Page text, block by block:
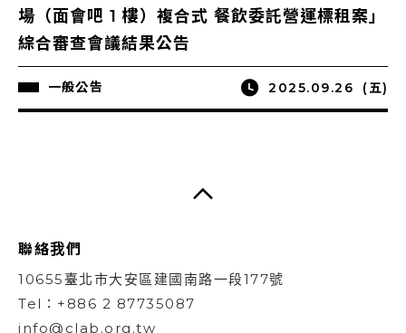
場（面會吧 1 樓）複合式 餐飲委託營運標租案」
綜合審查會議結果公告
一般公告 2025.09.26 (五)
聯絡我們
10655臺北市大安區建國南路一段177號
Tel：+886 2 87735087
info@clab.org.tw